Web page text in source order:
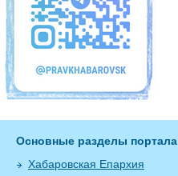
Основные разделы портала
Хабаровская Епархия